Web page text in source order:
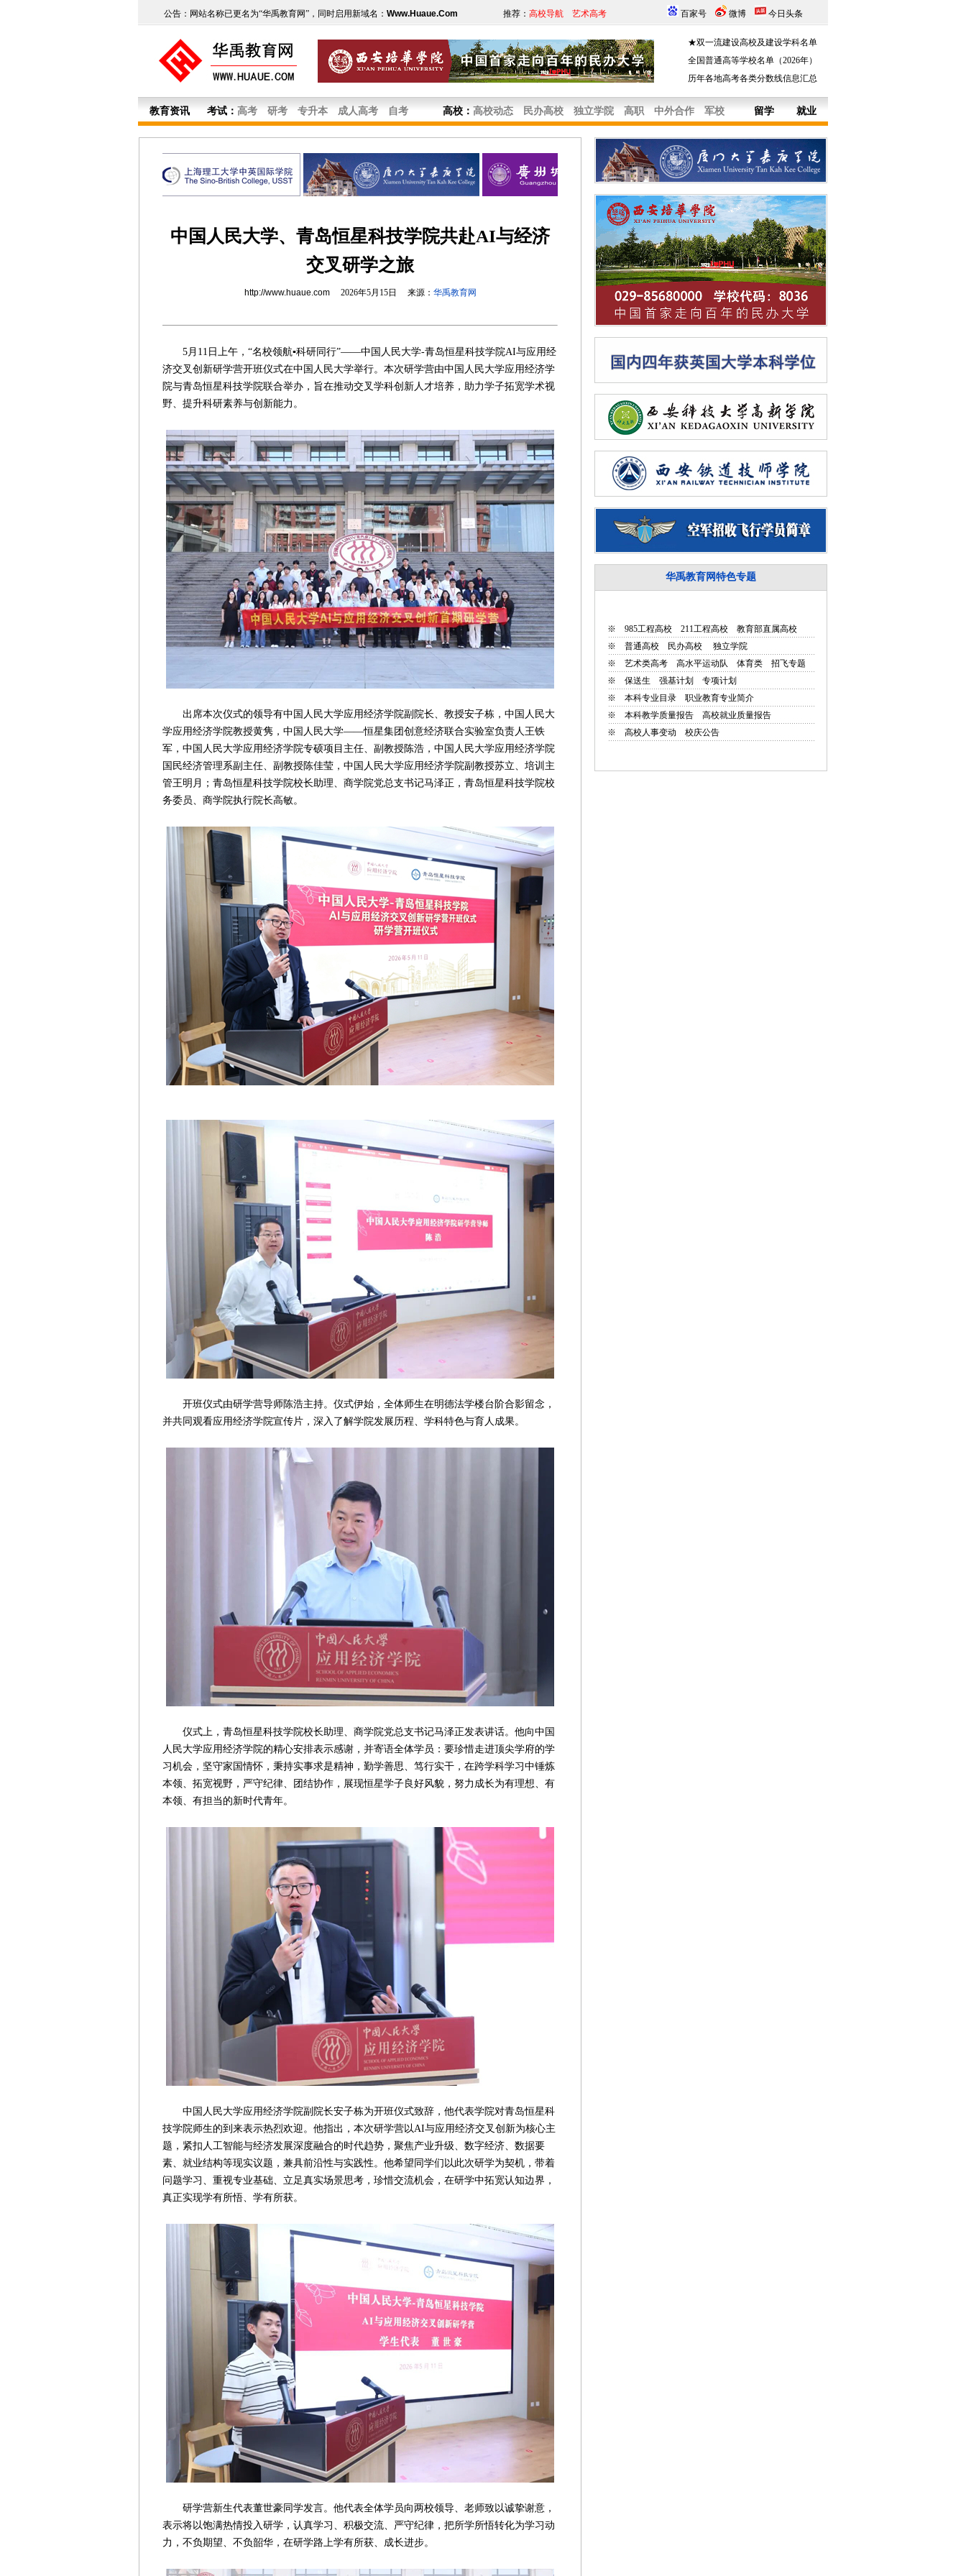
公告：网站名称已更名为“华禹教育网”，同时启用新域名： Www.Huaue.Com 推荐： 高校导航 艺术高考 百家号 微博 今日头条
★双一流建设高校及建设学科名单
全国普通高等学校名单（2026年）
历年各地高考各类分数线信息汇总
教育资讯 考试： 高考 研考 专升本 成人高考 自考 高校： 高校动态 民办高校 独立学院 高职 中外合作 军校 留学 就业
中国人民大学、青岛恒星科技学院共赴AI与经济
交叉研学之旅
http://www.huaue.com2026年5月15日 来源： 华禹教育网
5月11日上午，“名校领航▪科研同行”——中国人民大学-青岛恒星科技学院AI与应用经
济交叉创新研学营开班仪式在中国人民大学举行。本次研学营由中国人民大学应用经济学
院与青岛恒星科技学院联合举办，旨在推动交叉学科创新人才培养，助力学子拓宽学术视
野、提升科研素养与创新能力。
出席本次仪式的领导有中国人民大学应用经济学院副院长、教授安子栋，中国人民大
学应用经济学院教授黄隽，中国人民大学——恒星集团创意经济联合实验室负责人王铁
军，中国人民大学应用经济学院专硕项目主任、副教授陈浩，中国人民大学应用经济学院
国民经济管理系副主任、副教授陈佳莹，中国人民大学应用经济学院副教授苏立、培训主
管王明月；青岛恒星科技学院校长助理、商学院党总支书记马泽正，青岛恒星科技学院校
务委员、商学院执行院长高敏。
开班仪式由研学营导师陈浩主持。仪式伊始，全体师生在明德法学楼台阶合影留念，
并共同观看应用经济学院宣传片，深入了解学院发展历程、学科特色与育人成果。
仪式上，青岛恒星科技学院校长助理、商学院党总支书记马泽正发表讲话。他向中国
人民大学应用经济学院的精心安排表示感谢，并寄语全体学员：要珍惜走进顶尖学府的学
习机会，坚守家国情怀，秉持实事求是精神，勤学善思、笃行实干，在跨学科学习中锤炼
本领、拓宽视野，严守纪律、团结协作，展现恒星学子良好风貌，努力成长为有理想、有
本领、有担当的新时代青年。
中国人民大学应用经济学院副院长安子栋为开班仪式致辞，他代表学院对青岛恒星科
技学院师生的到来表示热烈欢迎。他指出，本次研学营以AI与应用经济交叉创新为核心主
题，紧扣人工智能与经济发展深度融合的时代趋势，聚焦产业升级、数字经济、数据要
素、就业结构等现实议题，兼具前沿性与实践性。他希望同学们以此次研学为契机，带着
问题学习、重视专业基础、立足真实场景思考，珍惜交流机会，在研学中拓宽认知边界，
真正实现学有所悟、学有所获。
研学营新生代表董世豪同学发言。他代表全体学员向两校领导、老师致以诚挚谢意，
表示将以饱满热情投入研学，认真学习、积极交流、严守纪律，把所学所悟转化为学习动
力，不负期望、不负韶华，在研学路上学有所获、成长进步。
华禹教育网特色专题
※ 985工程高校 211工程高校
教育部直属高校
※ 普通高校 民办高校
独立学院
※ 艺术类高考 高水平运动队 体育类
招飞专题
※ 保送生 强基计划
专项计划
※ 本科专业目录
职业教育专业简介
※ 本科教学质量报告
高校就业质量报告
※ 高校人事变动 校庆公告